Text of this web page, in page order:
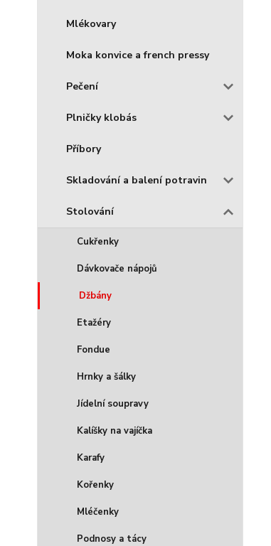
Mlékovary
Moka konvice a french pressy
Pečení
Plničky klobás
Příbory
Skladování a balení potravin
Stolování
Cukřenky
Dávkovače nápojů
Džbány
Etažéry
Fondue
Hrnky a šálky
Jídelní soupravy
Kalíšky na vajíčka
Karafy
Kořenky
Mléčenky
Podnosy a tácy